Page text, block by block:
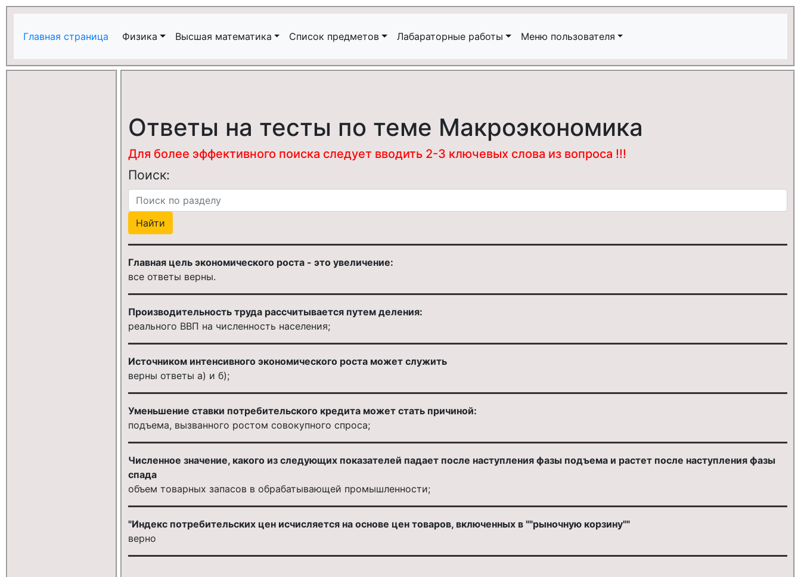
Главная страница Физика Высшая математика Список предметов Лабараторные работы Меню пользователя
Ответы на тесты по теме Макроэкономика
Для более эффективного поиска следует вводить 2-3 ключевых слова из вопроса !!!
Поиск:
Главная цель экономического роста - это увеличение:
все ответы верны.
Производительность труда рассчитывается путем деления:
реального ВВП на численность населения;
Источником интенсивного экономического роста может служить
верны ответы а) и б);
Уменьшение ставки потребительского кредита может стать причиной:
подъема, вызванного ростом совокупного спроса;
Численное значение, какого из следующих показателей падает после наступления фазы подъема и растет после наступления фазы
спада
объем товарных запасов в обрабатывающей промышленности;
"Индекс потребительских цен исчисляется на основе цен товаров, включенных в ""рыночную корзину""
верно